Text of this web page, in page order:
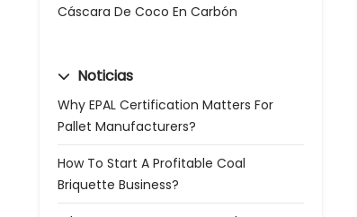
Cáscara De Coco En Carbón
Noticias
Why EPAL Certification Matters For
Pallet Manufacturers?
How To Start A Profitable Coal
Briquette Business?